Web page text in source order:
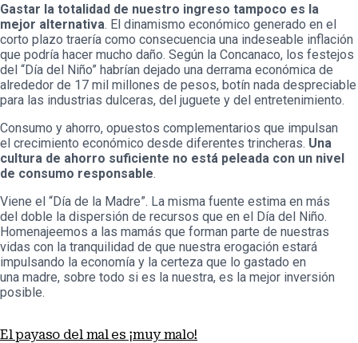
Gastar la totalidad de nuestro ingreso tampoco es la
mejor alternativa. El dinamismo económico generado en el
corto plazo traería como consecuencia una indeseable inflación
que podría hacer mucho daño. Según la Concanaco, los festejos
del “Día del Niño” habrían dejado una derrama económica de
alrededor de 17 mil millones de pesos, botín nada despreciable
para las industrias dulceras, del juguete y del entretenimiento.
Consumo y ahorro, opuestos complementarios que impulsan
el crecimiento económico desde diferentes trincheras. Una
cultura de ahorro suficiente no está peleada con un nivel
de consumo responsable.
Viene el “Día de la Madre”. La misma fuente estima en más
del doble la dispersión de recursos que en el Día del Niño.
Homenajeemos a las mamás que forman parte de nuestras
vidas con la tranquilidad de que nuestra erogación estará
impulsando la economía y la certeza que lo gastado en
una madre, sobre todo si es la nuestra, es la mejor inversión
posible.
El payaso del mal es ¡muy malo!